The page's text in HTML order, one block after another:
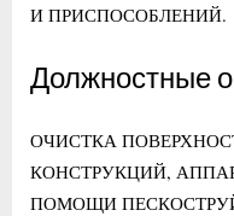
И ПРИСПОСОБЛЕНИЙ.
Должностные
ОЧИСТКА
КОНСТРУКЦИЙ,
ПОМОЩИ